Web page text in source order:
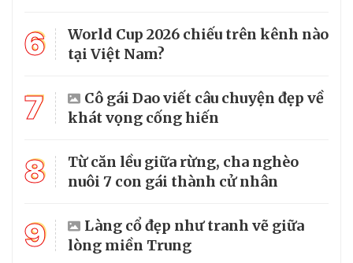
6
World Cup 2026 chiếu trên kênh nào
tại Việt Nam?
7
Cô gái Dao viết câu chuyện đẹp về
khát vọng cống hiến
8
Từ căn lều giữa rừng, cha nghèo
nuôi 7 con gái thành cử nhân
9
Làng cổ đẹp như tranh vẽ giữa
lòng miền Trung